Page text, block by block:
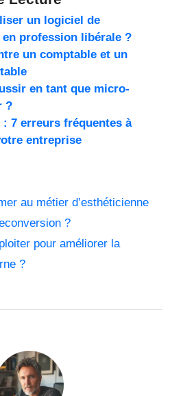
un logiciel de
profession libérale ?
un comptable et un
en tant que micro-
?
: 7 erreurs fréquentes à
entreprise
au métier d’esthéticienne
?
pour améliorer la
?